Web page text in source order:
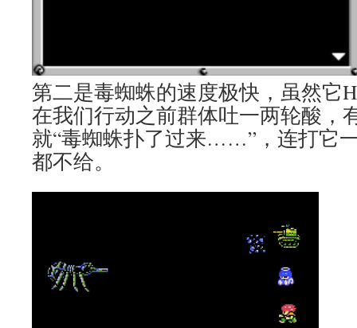
第二是毒蜘蛛的速度极快，虽然它
在我们行动之前群体吐一两轮酸，
就“毒蜘蛛扑了过来……”，连打它
都不给。